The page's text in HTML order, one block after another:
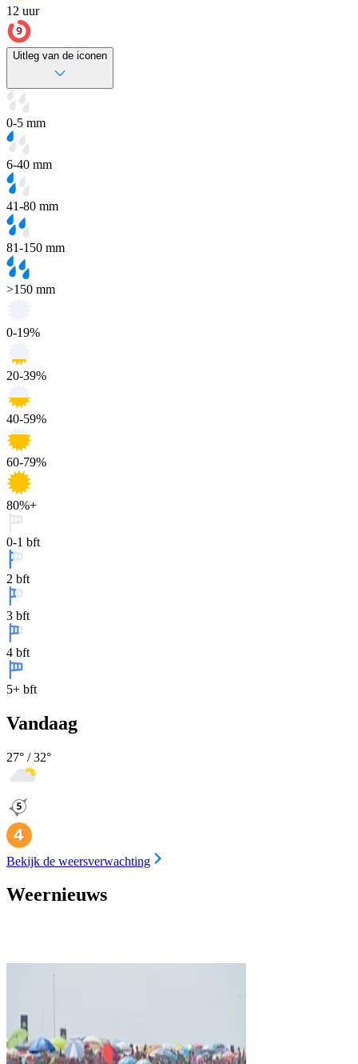
12 uur
Uitleg van de iconen
0-5 mm
6-40 mm
41-80 mm
81-150 mm
>150 mm
0-19%
20-39%
40-59%
60-79%
80%+
0-1 bft
2 bft
3 bft
4 bft
5+ bft
Vandaag
27° /32°
Bekijk de weersverwachting
Weernieuws